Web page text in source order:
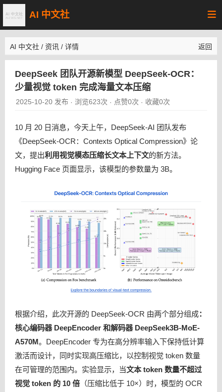
AI 中文社
AI 中文社 / 资讯 / 详情 返回
DeepSeek 团队开源新模型 DeepSeek-OCR：
少量视觉 token 完成海量文本压缩
2025-10-20 发布 · 浏览623次 · 点赞0次 · 收藏0次
10 月 20 日消息，今天上午，DeepSeek-AI 团队发布
《DeepSeek-OCR：Contexts Optical Compression》论
文，提出利用视觉模态压缩长文本上下文的新方法。
Hugging Face 页面显示，该模型的参数量为 3B。
根据介绍，此次开源的 DeepSeek-OCR 由两个部分组成：
核心编码器 DeepEncoder 和解码器 DeepSeek3B-MoE-
A570M。DeepEncoder 专为在高分辨率输入下保持低计算
激活而设计，同时实现高压缩比，以控制视觉 token 数量
在可管理的范围内。实验显示，当文本 token 数量不超过
视觉 token 的 10 倍（压缩比低于 10×）时，模型的 OCR